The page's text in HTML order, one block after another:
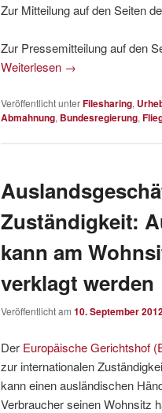
Zur Mitteilung auf den Seiten
Zur Pressemitteilung auf den
Weiterlesen →
Veröffentlicht unterFilesharing,
Abmahnung, Bundesregierung,
Zuständigkeit:
kann am
verklagt werden
Veröffentlicht am 10. September
Der Europäische Gerichtshof
zur internationalen
kann einen ausländischen
Verbraucher seinen Wohnsitz